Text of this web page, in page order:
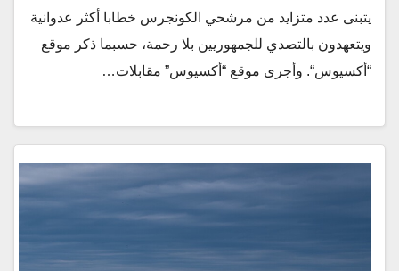
يتبنى عدد متزايد من مرشحي الكونجرس خطابا أكثر عدوانية
ويتعهدون بالتصدي للجمهوريين بلا رحمة، حسبما ذكر موقع
“أكسيوس“. وأجرى موقع “أكسيوس” مقابلات…